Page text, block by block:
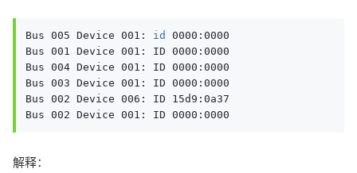
Bus 005 Device 001: id
0000:0000
Bus 001 Device 001: ID 0000:0000
Bus 004 Device 001: ID 0000:0000
Bus 003 Device 001: ID 0000:0000
Bus 002 Device 006: ID 15d9:0a37
Bus 002 Device 001: ID 0000:0000
解释：